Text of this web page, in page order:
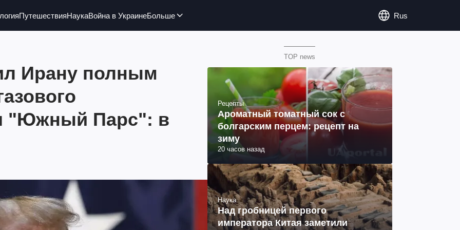
ПутешествияНаукаВойна в УкраинеБольше Rus
Ирану полным
"Южный Парс": в
TOP news
Рецепты
Ароматный томатный сок с
болгарским перцем: рецепт на
зиму
20 часов назад
Наука
Над гробницей первого
императора Китая заметили